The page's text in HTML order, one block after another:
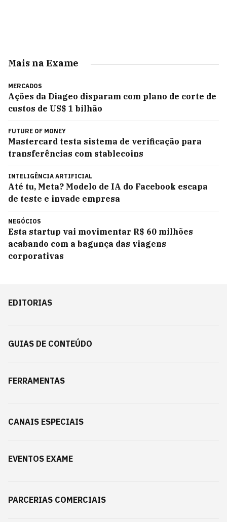
Mais na Exame
MERCADOS
Ações da Diageo disparam com plano de corte de
custos de US$ 1 bilhão
FUTURE OF MONEY
Mastercard testa sistema de verificação para
transferências com stablecoins
INTELIGÊNCIA ARTIFICIAL
Até tu, Meta? Modelo de IA do Facebook escapa
de teste e invade empresa
NEGÓCIOS
Esta startup vai movimentar R$ 60 milhões
acabando com a bagunça das viagens
corporativas
EDITORIAS
GUIAS DE CONTEÚDO
FERRAMENTAS
CANAIS ESPECIAIS
EVENTOS EXAME
PARCERIAS COMERCIAIS